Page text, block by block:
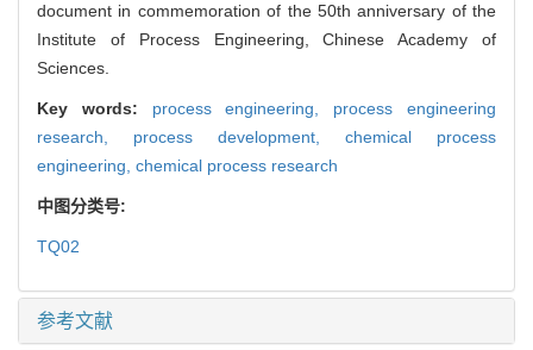
document in commemoration of the 50th anniversary of the
Institute of Process Engineering, Chinese Academy of
Sciences.
Key words: process engineering, process engineering
research, process development, chemical process
engineering, chemical process research
中图分类号:
TQ02
参考文献